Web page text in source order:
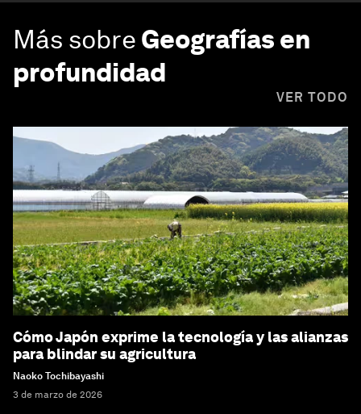
Más sobre Geografías en
profundidad
VER TODO
Cómo Japón exprime la tecnología y las alianzas
para blindar su agricultura
Naoko Tochibayashi
3 de marzo de 2026